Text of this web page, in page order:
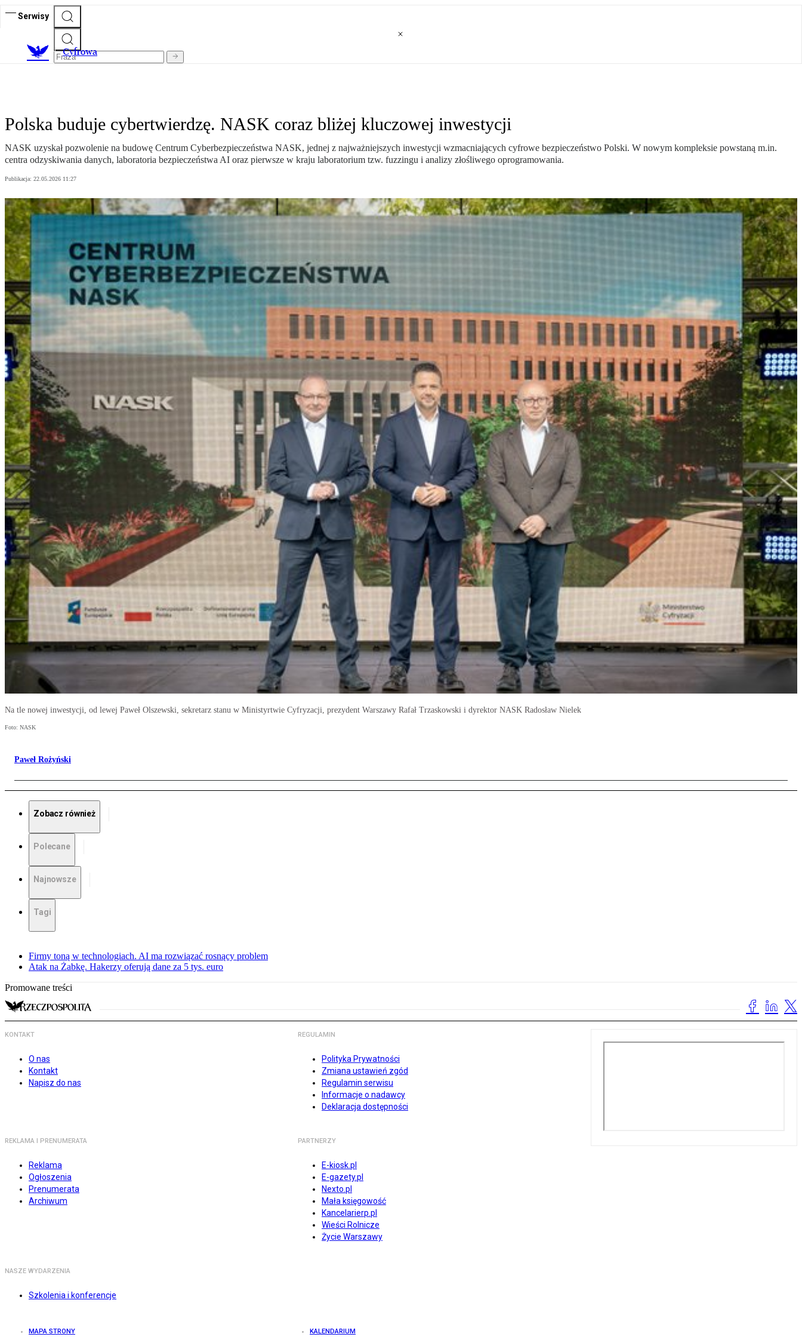
Serwisy
Cyfrowa
Polska buduje cybertwierdzę. NASK coraz bliżej kluczowej inwestycji
NASK uzyskał pozwolenie na budowę Centrum Cyberbezpieczeństwa NASK, jednej z najważniejszych inwestycji wzmacniających cyfrowe bezpieczeństwo Polski. W nowym kompleksie powstaną m.in.
centra odzyskiwania danych, laboratoria bezpieczeństwa AI oraz pierwsze w kraju laboratorium tzw. fuzzingu i analizy złośliwego oprogramowania.
Publikacja: 22.05.2026 11:27
Na tle nowej inwestycji, od lewej Paweł Olszewski, sekretarz stanu w Ministyrtwie Cyfryzacji, prezydent Warszawy Rafał Trzaskowski i dyrektor NASK Radosław Nielek
Foto: NASK
Paweł Rożyński
Zobacz również
Polecane
Najnowsze
Tagi
Firmy toną w technologiach. AI ma rozwiązać rosnący problem
Atak na Żabkę. Hakerzy oferują dane za 5 tys. euro
Promowane treści
KONTAKT
O nas
Kontakt
Napisz do nas
REGULAMIN
Polityka Prywatności
Zmiana ustawień zgód
Regulamin serwisu
Informacje o nadawcy
Deklaracja dostępności
REKLAMA I PRENUMERATA
Reklama
Ogłoszenia
Prenumerata
Archiwum
PARTNERZY
E-kiosk.pl
E-gazety.pl
Nexto.pl
Mała księgowość
Kancelarierp.pl
Wieści Rolnicze
Życie Warszawy
NASZE WYDARZENIA
Szkolenia i konferencje
MAPA STRONY KALENDARIUM